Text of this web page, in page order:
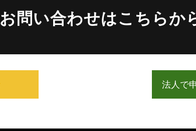
お問い合わせはこちらか
法人で